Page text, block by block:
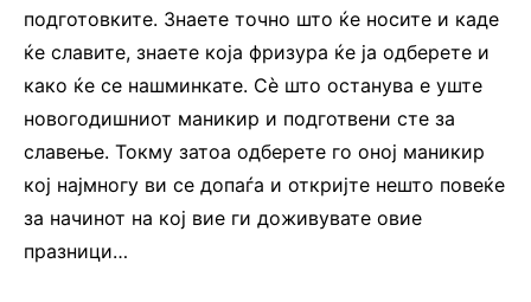
подготовките. Знаете точно што ќе носите и каде
ќе славите, знаете која фризура ќе ја одберете и
како ќе се нашминкате. Сè што останува е уште
новогодишниот маникир и подготвени сте за
славење. Токму затоа одберете го оној маникир
кој најмногу ви се допаѓа и откријте нешто повеќе
за начинот на кој вие ги доживувате овие
празници…